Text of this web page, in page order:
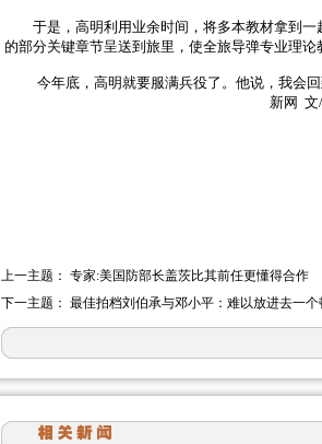
于是，高明利用业余时间，将多本教材拿到一
的部分关键章节呈送到旅里，使全旅导弹专业理论
今年底，高明就要服满兵役了。他说，我会回
新网 文/
上一主题： 专家:美国防部长盖茨比其前任更懂得合作
下一主题： 最佳拍档刘伯承与邓小平：难以放进去一个